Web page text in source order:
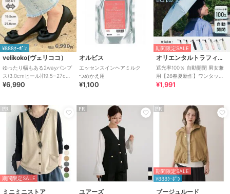
¥888ｸｰﾎﾟﾝ
velikoko(ヴェリココ）
ゆったり幅もある2wayパンプ
ス(3.0cmヒール)[19.5~27cm]
ラクチンきれいシューズ
¥6,990
オルビス
エッセンスインヘアミルク
つめかえ用
¥1,100
期間限定SALE
オリエンタルトラフィック
遮光率100％ 自動開閉 男女兼
用【26春夏新作】ワンタッチ
晴雨兼用 折りたたみ傘 /G-
¥1,991
PR
期間限定SALE
ミニミニストア
PR
ユアーズ
PR
期間限定SALE
¥888ｸｰﾎﾟﾝ
ブージュルード